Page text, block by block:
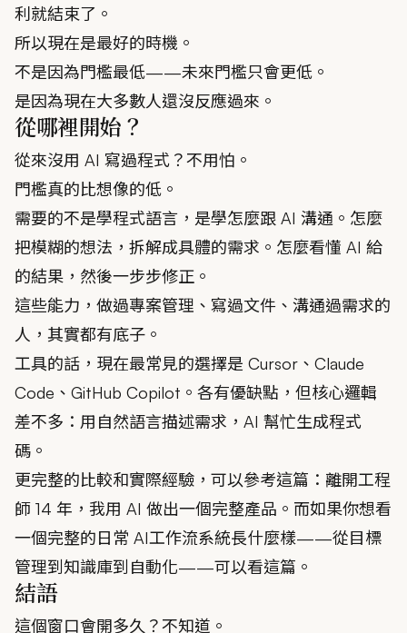
利就結束了。
所以現在是最好的時機。
不是因為門檻最低——未來門檻只會更低。
是因為現在大多數人還沒反應過來。
從哪裡開始？
從來沒用 AI 寫過程式？不用怕。
門檻真的比想像的低。
需要的不是學程式語言，是學怎麼跟 AI 溝通。怎麼
把模糊的想法，拆解成具體的需求。怎麼看懂 AI 給
的結果，然後一步步修正。
這些能力，做過專案管理、寫過文件、溝通過需求的
人，其實都有底子。
工具的話，現在最常見的選擇是 Cursor、Claude
Code、GitHub Copilot。各有優缺點，但核心邏輯
差不多：用自然語言描述需求，AI 幫忙生成程式
碼。
更完整的比較和實際經驗，可以參考這篇： 離開工程
師 14 年，我用 AI 做出一個完整產品 。而如果你想看
一個完整的日常 AI工作流系統長什麼樣——從目標
管理到知識庫到自動化——可以看這篇 。
結語
這個窗口會開多久？不知道。